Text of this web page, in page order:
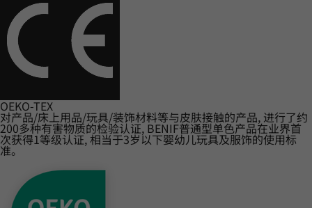
OEKO-TEX
对产品/床上用品/玩具/装饰材料等与皮肤接触的产品, 进行了约
200多种有害物质的检验认证, BENIF普通型单色产品在业界首
次获得1等级认证, 相当于3岁以下婴幼儿玩具及服饰的使用标
准。